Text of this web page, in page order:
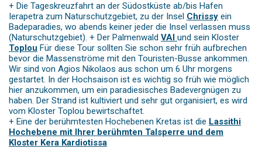
+ Die Tageskreuzfahrt an der Südostküste ab/bis Hafen
Ierapetra zum Naturschutzgebiet, zu der Insel Chrissy ein
Badeparadies, wo abends keiner jeder die Insel verlassen muss
(Naturschutzgebiet). + Der Palmenwald VAI und sein Kloster
Toplou Für diese Tour sollten Sie schon sehr früh aufbrechen
bevor die Massenströme mit den Touristen-Busse ankommen.
Wir sind von Agios Nikolaos aus schon um 6 Uhr morgens
gestartet. In der Hochsaison ist es wichtig so früh wie möglich
hier anzukommen, um ein paradiesisches Badevergnügen zu
haben. Der Strand ist kultiviert und sehr gut organisiert, es wird
vom Kloster Toplou bewirtschaftet.
+ Eine der berühmtesten Hochebenen Kretas ist die Lassithi
Hochebene mit Ihrer berühmten Talsperre und dem
Kloster Kera Kardiotissa